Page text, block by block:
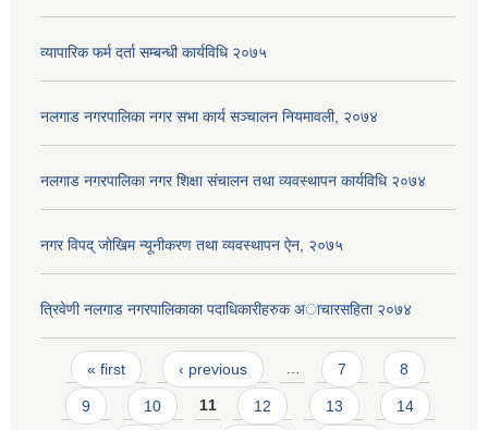
व्यापारिक फर्म दर्ता सम्बन्धी कार्यविधि २०७५
नलगाड नगरपालिका नगर सभा कार्य सञ्‍चालन नियमावली, २०७४
नलगाड नगरपालिका नगर शिक्षा संचालन तथा व्यवस्थापन कार्यविधि २०७४
नगर विपद् जोखिम न्यूनीकरण तथा व्यवस्थापन ऐन, २०७५
त्रिवेणी नलगाड नगरपालिकाका पदाधिकारीहरुक अाचारस‌हिता २०७४
Pages
« first ‹ previous … 7 8
9 10 11 12 13 14